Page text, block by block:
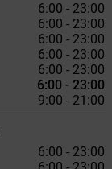
6:00 - 23:00
6:00 - 23:00
6:00 - 23:00
6:00 - 23:00
6:00 - 23:00
6:00 - 23:00
9:00 - 21:00
6:00 - 23:00